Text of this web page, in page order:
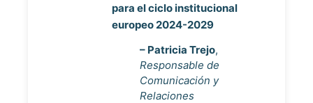
para el ciclo institucional
europeo 2024-2029
– Patricia Trejo,
Responsable de
Comunicación y
Relaciones